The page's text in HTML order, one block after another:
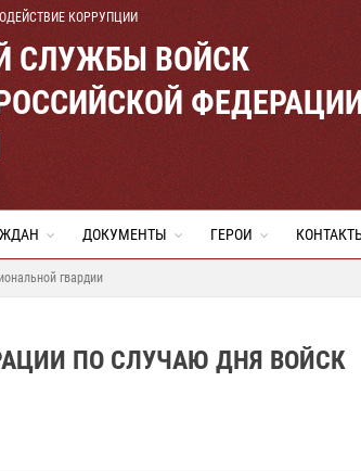
КОРРУПЦИИ
СЛУЖБЫ ВОЙСК
ДОКУМЕНТЫ ГЕРОИ
гвардии
ПО СЛУЧАЮ ДНЯ ВОЙСК